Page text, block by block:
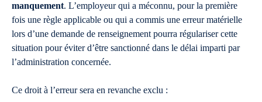
manquement. L’employeur qui a méconnu, pour la première
fois une règle applicable ou qui a commis une erreur matérielle
lors d’une demande de renseignement pourra régulariser cette
situation pour éviter d’être sanctionné dans le délai imparti par
l’administration concernée.
Ce droit à l’erreur sera en revanche exclu :